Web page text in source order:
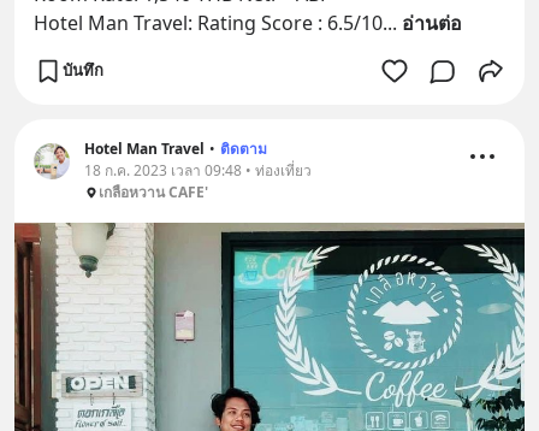
Hotel Man Travel: Rating Score : 6.5/10... อ่านต่อ
บันทึก
Hotel Man Travel • ติดตาม
18 ก.ค. 2023 เวลา 09:48 • ท่องเที่ยว
เกลือหวาน CAFE'